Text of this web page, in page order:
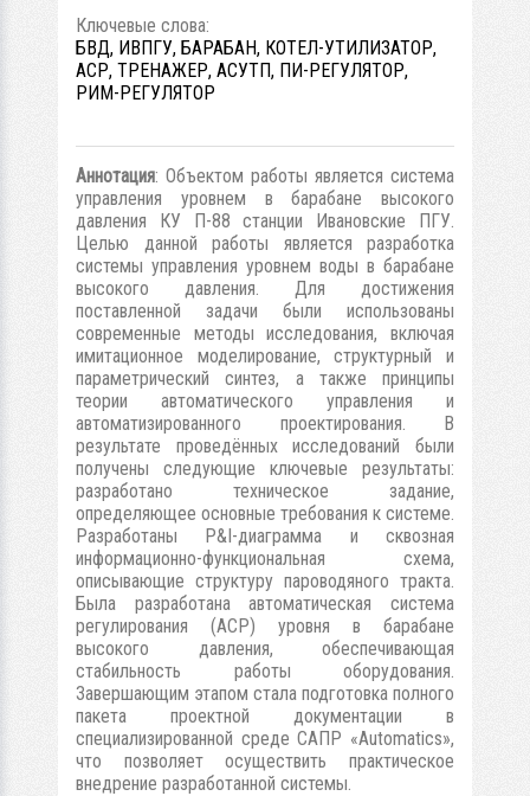
Ключевые слова:
БВД, ИВПГУ, БАРАБАН, КОТЕЛ-УТИЛИЗАТОР,
АСР, ТРЕНАЖЕР, АСУТП, ПИ-РЕГУЛЯТОР,
РИМ-РЕГУЛЯТОР
Аннотация: Объектом работы является система
управления уровнем в барабане высокого
давления КУ П-88 станции Ивановские ПГУ.
Целью данной работы является разработка
системы управления уровнем воды в барабане
высокого давления. Для достижения
поставленной задачи были использованы
современные методы исследования, включая
имитационное моделирование, структурный и
параметрический синтез, а также принципы
теории автоматического управления и
автоматизированного проектирования. В
результате проведённых исследований были
получены следующие ключевые результаты:
разработано техническое задание,
определяющее основные требования к системе.
Разработаны P&I-диаграмма и сквозная
информационно-функциональная схема,
описывающие структуру пароводяного тракта.
Была разработана автоматическая система
регулирования (АСР) уровня в барабане
высокого давления, обеспечивающая
стабильность работы оборудования.
Завершающим этапом стала подготовка полного
пакета проектной документации в
специализированной среде САПР «Automatics»,
что позволяет осуществить практическое
внедрение разработанной системы.